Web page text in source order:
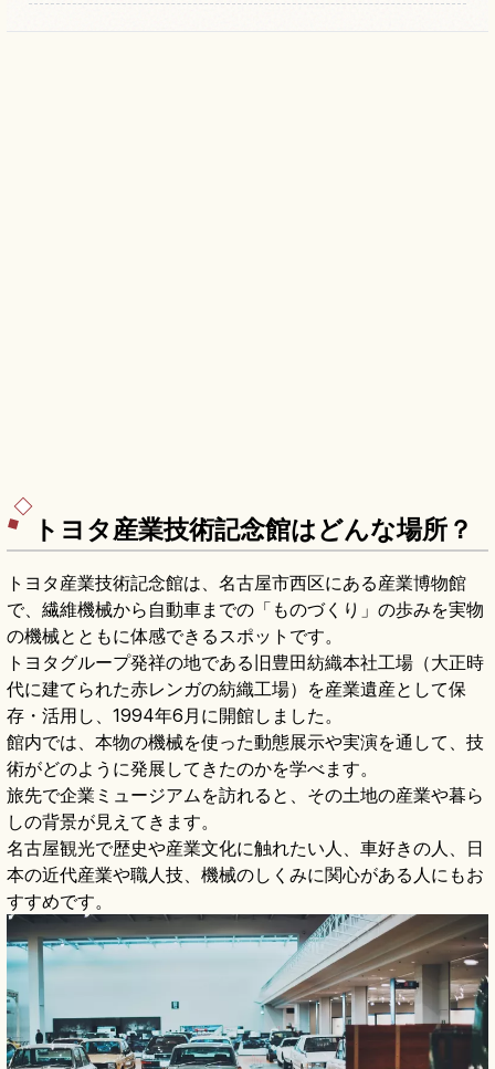
トヨタ産業技術記念館はどんな場所？
トヨタ産業技術記念館は、名古屋市西区にある産業博物館
で、繊維機械から自動車までの「ものづくり」の歩みを実物
の機械とともに体感できるスポットです。
トヨタグループ発祥の地である旧豊田紡織本社工場（大正時
代に建てられた赤レンガの紡織工場）を産業遺産として保
存・活用し、1994年6月に開館しました。
館内では、本物の機械を使った動態展示や実演を通して、技
術がどのように発展してきたのかを学べます。
旅先で企業ミュージアムを訪れると、その土地の産業や暮ら
しの背景が見えてきます。
名古屋観光で歴史や産業文化に触れたい人、車好きの人、日
本の近代産業や職人技、機械のしくみに関心がある人にもお
すすめです。